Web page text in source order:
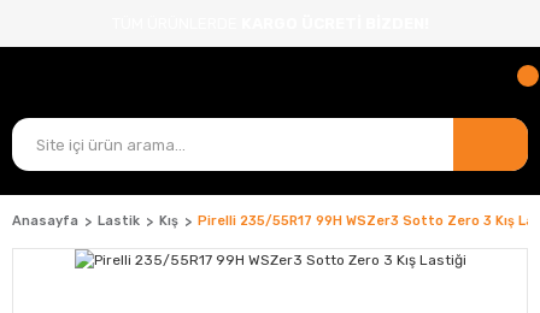
Anasayfa Lastik Kış Pirelli 235/55R17 99H WSZer3 Sotto Zero 3 Kış